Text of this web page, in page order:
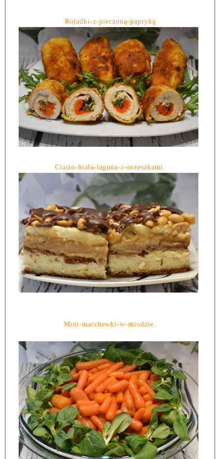
Roladki-z-pieczoną-papryką
Ciasto-biała-laguna-z-orzeszkami.
Mini-marchewki-w-miodzie.